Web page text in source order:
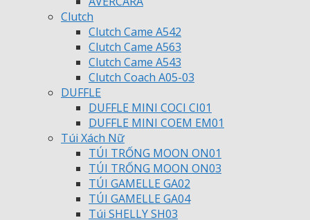
Clutch
Clutch Came A542
Clutch Came A563
Clutch Came A543
Clutch Coach A05-03
DUFFLE
DUFFLE MINI COCI CI01
DUFFLE MINI COEM EM01
Túi Xách Nữ
TÚI TRỐNG MOON ON01
TÚI TRỐNG MOON ON03
TÚI GAMELLE GA02
TÚI GAMELLE GA04
Túi SHELLY SH03